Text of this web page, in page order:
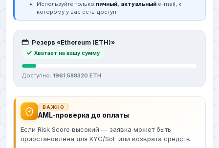
Используйте тольколичный, актуальный e-mail, к
которому у вас есть доступ.
Резерв «Ethereum (ETH)»
Хватает на вашу сумму
Доступно: 1961.588320 ETH
ВАЖНО
AML-проверка до оплаты
Если Risk Score высокий — заявка может быть
приостановлена для KYC/SoF или возврата средств.